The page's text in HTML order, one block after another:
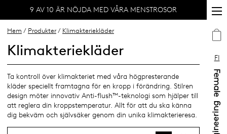
FI
9 AV 10 ÄR NÖJDA MED VÅRA MENSTROSOR
Hem / Produkter/ Klimakteriekläder
Klimakteriekläder
Ta kontroll över klimakteriet med våra högpresterande
kläder speciellt framtagna för en kropp i förändring. Stilren
design möter innovativ Anti-flush™-teknologi som hjälper till
att reglera din kroppstemperatur. Allt för att du ska känna
dig bekväm och självsäker genom din unika klimakterieresa.